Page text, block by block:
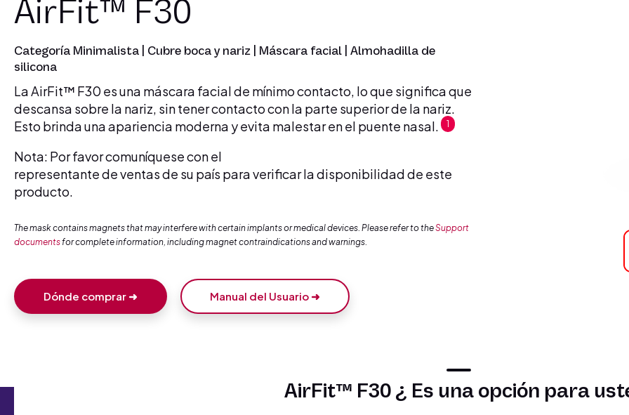
AirFit™ F30
Categoría Minimalista | Cubre boca y nariz | Máscara facial | Almohadilla de
silicona
La AirFit™ F30 es una máscara facial de mínimo contacto, lo que significa que
descansa sobre la nariz, sin tener contacto con la parte superior de la nariz.
Esto brinda una apariencia moderna y evita malestar en el puente nasal.
1
Nota: Por favor comuníquese con el
representante de ventas de su país para verificar la disponibilidad de este
producto.
The mask contains magnets that may interfere with certain implants or medical devices. Please refer to theSupport
documentsfor complete information, including magnet contraindications and warnings.
Dónde comprar ➜ Manual del Usuario ➜
AirFit™ F30 ¿ Es una opción para